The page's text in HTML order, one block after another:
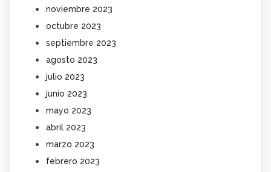
noviembre 2023
octubre 2023
septiembre 2023
agosto 2023
julio 2023
junio 2023
mayo 2023
abril 2023
marzo 2023
febrero 2023